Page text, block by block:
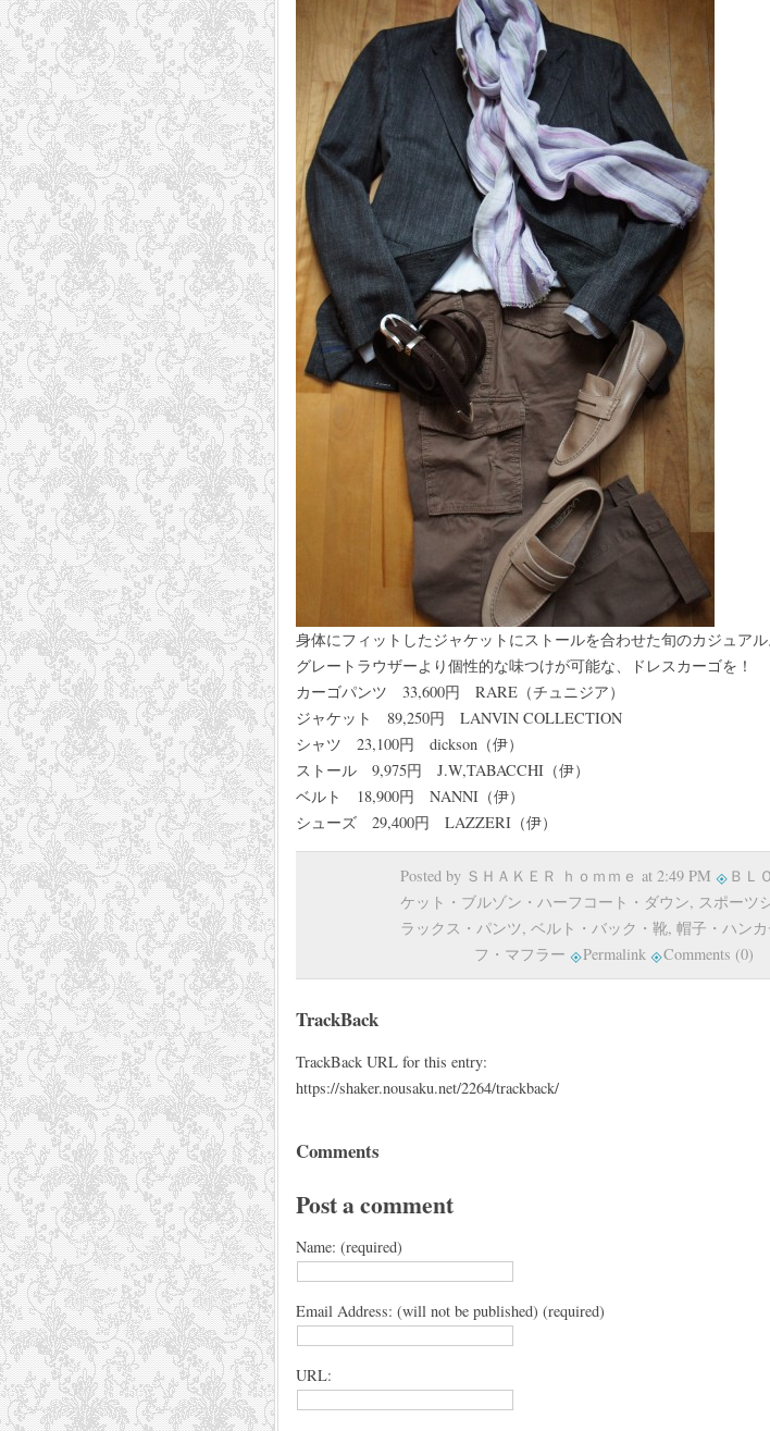
身体にフィットしたジャケットにストールを合わせた旬のカジュアル
グレートラウザーより個性的な味つけが可能な、ドレスカーゴを！
カーゴパンツ 33,600円 RARE（チュニジア）
ジャケット 89,250円 LANVIN COLLECTION
シャツ 23,100円 dickson（伊）
ストール 9,975円 J.W,TABACCHI（伊）
ベルト 18,900円 NANNI（伊）
シューズ 29,400円 LAZZERI（伊）
Posted by ＳＨＡＫＥＲ ｈｏｍｍｅ at 2:49 PM ＢＬ
ケット・ブルゾン・ハーフコート・ダウン, スポーツ
ラックス・パンツ, ベルト・バック・靴, 帽子・ハン
フ・マフラー
Permalink Comments (0)
TrackBack
TrackBack URL for this entry:
https://shaker.nousaku.net/2264/trackback/
Comments
Post a comment
Name: (required)
Email Address: (will not be published) (required)
URL: